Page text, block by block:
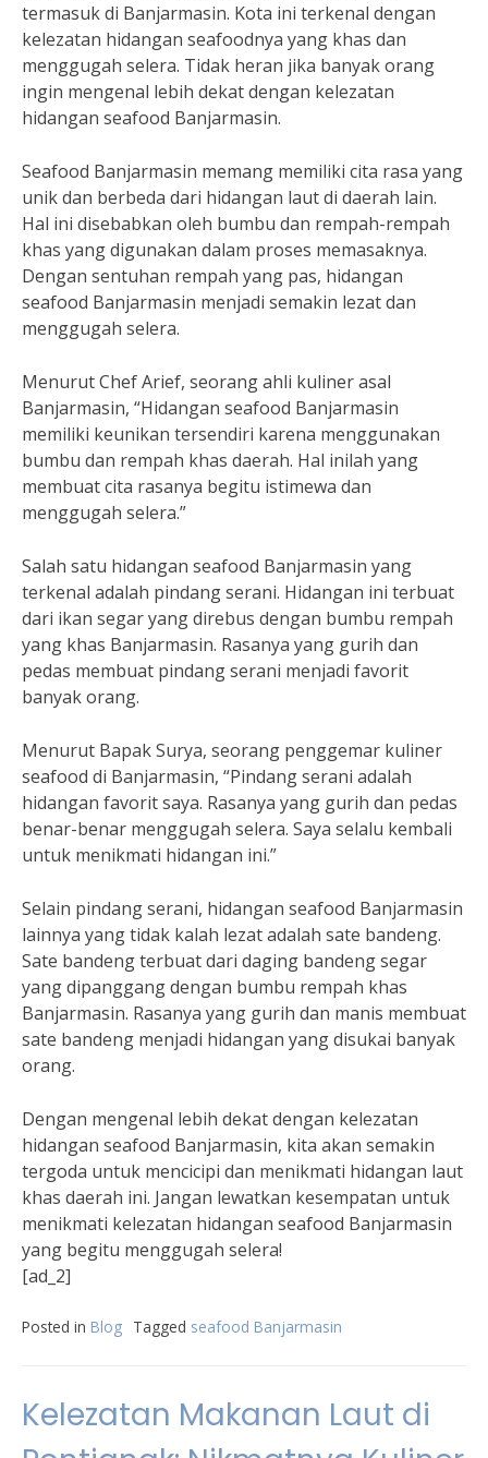
termasuk di Banjarmasin. Kota ini terkenal dengan
kelezatan hidangan seafoodnya yang khas dan
menggugah selera. Tidak heran jika banyak orang
ingin mengenal lebih dekat dengan kelezatan
hidangan seafood Banjarmasin.
Seafood Banjarmasin memang memiliki cita rasa yang
unik dan berbeda dari hidangan laut di daerah lain.
Hal ini disebabkan oleh bumbu dan rempah-rempah
khas yang digunakan dalam proses memasaknya.
Dengan sentuhan rempah yang pas, hidangan
seafood Banjarmasin menjadi semakin lezat dan
menggugah selera.
Menurut Chef Arief, seorang ahli kuliner asal
Banjarmasin, “Hidangan seafood Banjarmasin
memiliki keunikan tersendiri karena menggunakan
bumbu dan rempah khas daerah. Hal inilah yang
membuat cita rasanya begitu istimewa dan
menggugah selera.”
Salah satu hidangan seafood Banjarmasin yang
terkenal adalah pindang serani. Hidangan ini terbuat
dari ikan segar yang direbus dengan bumbu rempah
yang khas Banjarmasin. Rasanya yang gurih dan
pedas membuat pindang serani menjadi favorit
banyak orang.
Menurut Bapak Surya, seorang penggemar kuliner
seafood di Banjarmasin, “Pindang serani adalah
hidangan favorit saya. Rasanya yang gurih dan pedas
benar-benar menggugah selera. Saya selalu kembali
untuk menikmati hidangan ini.”
Selain pindang serani, hidangan seafood Banjarmasin
lainnya yang tidak kalah lezat adalah sate bandeng.
Sate bandeng terbuat dari daging bandeng segar
yang dipanggang dengan bumbu rempah khas
Banjarmasin. Rasanya yang gurih dan manis membuat
sate bandeng menjadi hidangan yang disukai banyak
orang.
Dengan mengenal lebih dekat dengan kelezatan
hidangan seafood Banjarmasin, kita akan semakin
tergoda untuk mencicipi dan menikmati hidangan laut
khas daerah ini. Jangan lewatkan kesempatan untuk
menikmati kelezatan hidangan seafood Banjarmasin
yang begitu menggugah selera!
[ad_2]
Posted in Blog Tagged seafood Banjarmasin
Kelezatan Makanan Laut di